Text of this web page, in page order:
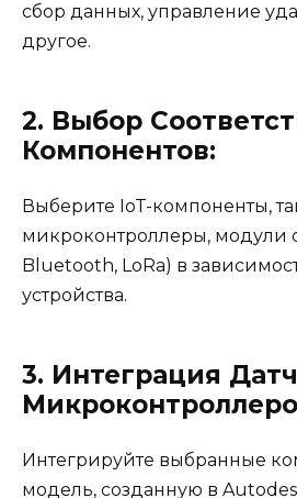
сбор данных, управление
другое.
2. Выбор
Компонентов:
Выберите IoT-компоненты,
микроконтроллеры, модули
Bluetooth, LoRa) в
устройства.
3. Интеграция
Интегрируйте выбранные
модель, созданную в